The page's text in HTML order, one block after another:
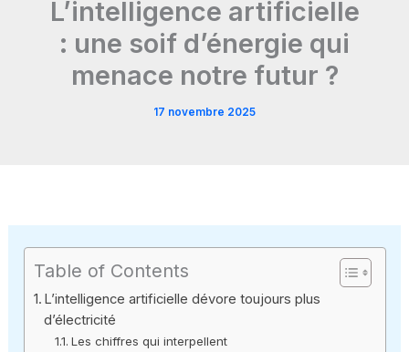
L’intelligence artificielle
: une soif d’énergie qui
menace notre futur ?
17 novembre 2025
Table of Contents
L’intelligence artificielle dévore toujours plus
d’électricité
Les chiffres qui interpellent